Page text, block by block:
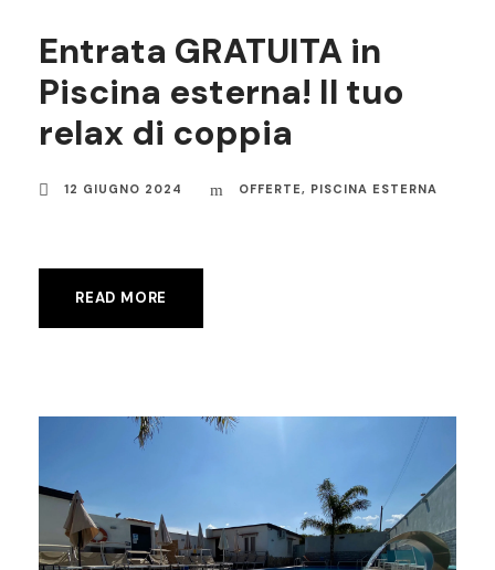
Entrata GRATUITA in
Piscina esterna! Il tuo
relax di coppia
12 GIUGNO 2024 OFFERTE, PISCINA ESTERNA
READ MORE